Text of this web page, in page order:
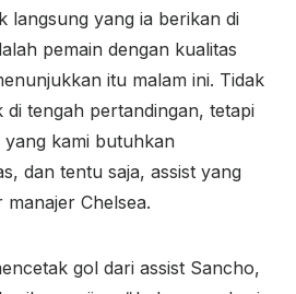
langsung yang ia berikan di
pemain dengan kualitas
itu malam ini. Tidak
tengah pertandingan, tetapi
kami butuhkan
dan tentu saja, assist yang
manajer Chelsea.
gol dari assist Sancho,